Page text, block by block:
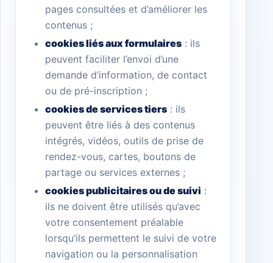
pages consultées et d’améliorer les
contenus ;
cookies liés aux formulaires : ils
peuvent faciliter l’envoi d’une
demande d’information, de contact
ou de pré-inscription ;
cookies de services tiers : ils
peuvent être liés à des contenus
intégrés, vidéos, outils de prise de
rendez-vous, cartes, boutons de
partage ou services externes ;
cookies publicitaires ou de suivi :
ils ne doivent être utilisés qu’avec
votre consentement préalable
lorsqu’ils permettent le suivi de votre
navigation ou la personnalisation